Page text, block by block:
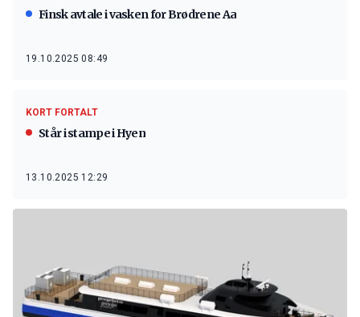
Finsk avtale i vasken for Brødrene Aa
19.10.2025 08:49
KORT FORTALT
Står i stampe i Hyen
13.10.2025 12:29